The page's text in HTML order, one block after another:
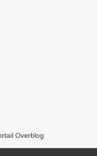
Overblog